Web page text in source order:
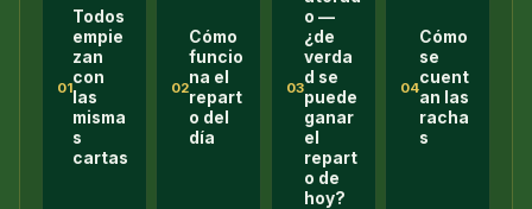
01
Todos
empie
zan
con
las
misma
s
cartas
02
Cómo
funcio
na el
repart
o del
día
03
o —
¿de
verda
d se
puede
ganar
el
repart
o de
hoy?
04
Cómo
se
cuent
an las
racha
s